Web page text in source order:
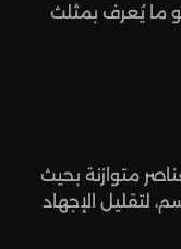
ما يُعرف بمثلث
متوازنة بحيث
تقل عن 120 سم ولا تزيد عن 270 سم، لتقليل الإجهاد